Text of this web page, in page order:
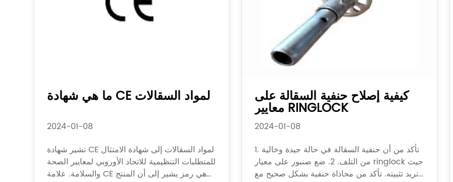
ما هي شهادة CE لمواد السقالات
2024-01-08
تشير شهادة CE لمواد السقالات إلى شهادة الامتثال
للمتطلبات التنظيمية للاتحاد الأوروبي لمعايير الصحة
والسلامة. علامة CE هي رمز يشير إلى أن المنتج
كيفية إصلاح حنفية السقالة على
معايير RINGLOCK
2024-01-08
1. تأكد من أن حنفية السقالة في حالة جيدة وخالية
من التلف. 2. ضع صنبور على معيار ringlock حيث
تريد تثبيته. تأكد من محاذاة حنفية بشكل صحيح مع